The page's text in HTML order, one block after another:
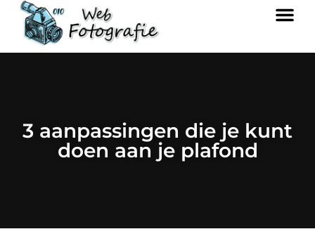
3 aanpassingen die je kunt
doen aan je plafond